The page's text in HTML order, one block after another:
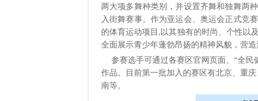
两大项多舞种类别，并设置齐舞和独舞两
入街舞赛事。作为亚运会、奥运会正式竞
的体育运动项目,以其独有的时尚、个性以
全面展示青少年蓬勃昂扬的精神风貌，营造
参赛选手可通过各赛区官网页面、“全
作品。目前第一批加入的赛区有北京、重
南等。